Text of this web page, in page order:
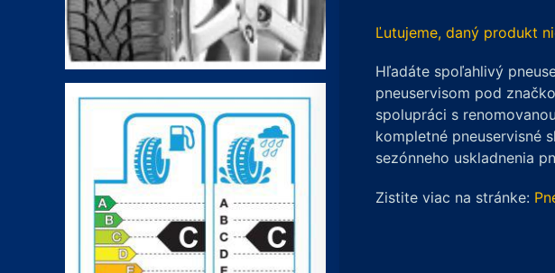
Ľutujeme, daný produkt
Hľadáte spoľahlivý
pneuservisom pod
spolupráci s
kompletné pneuservisné
sezónneho uskladnenia
Zistite viac na stránke: